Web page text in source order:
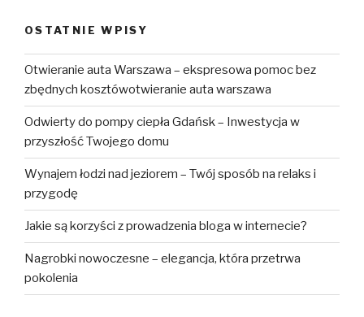
OSTATNIE WPISY
Otwieranie auta Warszawa – ekspresowa pomoc bez
zbędnych kosztówotwieranie auta warszawa
Odwierty do pompy ciepła Gdańsk – Inwestycja w
przyszłość Twojego domu
Wynajem łodzi nad jeziorem – Twój sposób na relaks i
przygodę
Jakie są korzyści z prowadzenia bloga w internecie?
Nagrobki nowoczesne – elegancja, która przetrwa
pokolenia